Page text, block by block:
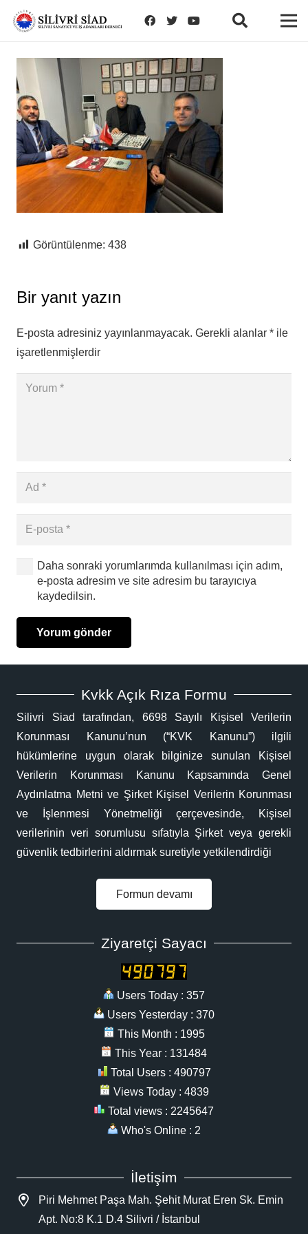
Görüntülenme: 438
Bir yanıt yazın
E-posta adresiniz yayınlanmayacak. Gerekli alanlar * ile
işaretlenmişlerdir
Daha sonraki yorumlarımda kullanılması için adım,
e-posta adresim ve site adresim bu tarayıcıya
kaydedilsin.
Yorum gönder
Kvkk Açık Rıza Formu
Silivri Siad tarafından, 6698 Sayılı Kişisel Verilerin
Korunması Kanunu’nun (“KVK Kanunu”) ilgili
hükümlerine uygun olarak bilginize sunulan Kişisel
Verilerin Korunması Kanunu Kapsamında Genel
Aydınlatma Metni ve Şirket Kişisel Verilerin Korunması
ve İşlenmesi Yönetmeliği çerçevesinde, Kişisel
verilerinin veri sorumlusu sıfatıyla Şirket veya gerekli
güvenlik tedbirlerini aldırmak suretiyle yetkilendirdiği
Formun devamı
Ziyaretçi Sayacı
Users Today : 357
Users Yesterday : 370
This Month : 1995
This Year : 131484
Total Users : 490797
Views Today : 4839
Total views : 2245647
Who's Online : 2
İletişim
Piri Mehmet Paşa Mah. Şehit Murat Eren Sk. Emin
Apt. No:8 K.1 D.4 Silivri / İstanbul